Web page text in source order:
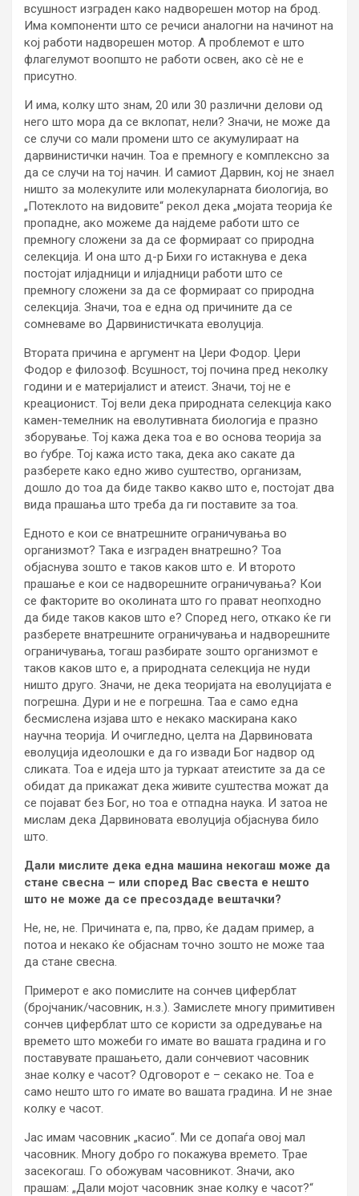
всушност изграден како надворешен мотор на брод.
Има компоненти што се речиси аналогни на начинот на
кој работи надворешен мотор. А проблемот е што
флагелумот воопшто не работи освен, ако сè не е
присутно.
И има, колку што знам, 20 или 30 различни делови од
него што мора да се вклопат, нели? Значи, не може да
се случи со мали промени што се акумулираат на
дарвинистички начин. Тоа е премногу е комплексно за
да се случи на тој начин. И самиот Дарвин, кој не знаел
ништо за молекулите или молекуларната биологија, во
„Потеклото на видовите“ рекол дека „мојата теорија ќе
пропадне, ако можеме да најдеме работи што се
премногу сложени за да се формираат со природна
селекција. И она што д-р Бихи го истакнува е дека
постојат илјадници и илјадници работи што се
премногу сложени за да се формираат со природна
селекција. Значи, тоа е една од причините да се
сомневаме во Дарвинистичката еволуција.
Втората причина е аргумент на Џери Фодор. Џери
Фодор е филозоф. Всушност, тој почина пред неколку
години и е материјалист и атеист. Значи, тој не е
креационист. Тој вели дека природната селекција како
камен-темелник на еволутивната биологија е празно
зборување. Тој кажа дека тоа е во основа теорија за
во ѓубре. Тој кажа исто така, дека ако сакате да
разберете како едно живо суштество, организам,
дошло до тоа да биде такво какво што е, постојат два
вида прашања што треба да ги поставите за тоа.
Едното е кои се внатрешните ограничувања во
организмот? Така е изграден внатрешно? Тоа
објаснува зошто е таков каков што е. И второто
прашање е кои се надворешните ограничувања? Кои
се факторите во околината што го прават неопходно
да биде таков каков што е? Според него, откако ќе ги
разберете внатрешните ограничувања и надворешните
ограничувања, тогаш разбирате зошто организмот е
таков каков што е, а природната селекција не нуди
ништо друго. Значи, не дека теоријата на еволуцијата е
погрешна. Дури и не е погрешна. Таа е само една
бесмислена изјава што е некако маскирана како
научна теорија. И очигледно, целта на Дарвиновата
еволуција идеолошки е да го извади Бог надвор од
сликата. Тоа е идеја што ја туркаат атеистите за да се
обидат да прикажат дека живите суштества можат да
се појават без Бог, но тоа е отпадна наука. И затоа не
мислам дека Дарвиновата еволуција објаснува било
што.
Дали мислите дека една машина некогаш може да
стане свесна – или според Вас свеста е нешто
што не може да се пресоздаде вештачки?
Не, не, не. Причината е, па, прво, ќе дадам пример, а
потоа и некако ќе објаснам точно зошто не може таа
да стане свесна.
Примерот е ако помислите на сончев циферблат
(бројчаник/часовник, н.з.). Замислете многу примитивен
сончев циферблат што се користи за одредување на
времето што можеби го имате во вашата градина и го
поставувате прашањето, дали сончевиот часовник
знае колку е часот? Одговорот е – секако не. Тоа е
само нешто што го имате во вашата градина. И не знае
колку е часот.
Јас имам часовник „касио“. Ми се допаѓа овој мал
часовник. Многу добро го покажува времето. Трае
засекогаш. Го обожувам часовникот. Значи, ако
прашам: „Дали мојот часовник знае колку е часот?“